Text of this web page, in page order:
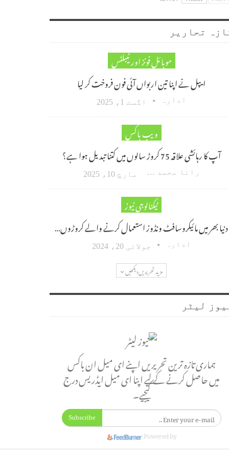
تحاریر
موبائل فونز اور ٹیبلٹس
ایپل نے اپنا تین اربواں آئی فون فروخت کر لیا
ادارہ اگست 1، 2025
ویب باکس
آپ کا رہائشی علاقہ 75 کروڑ سالوں میں کتنا تبدیل ہوا ہے؟
رانا محمد امین اکبر مارچ 10، 2025
ٹیکنالوجی نیوز
دنیا بھر میں مائیکروسافٹ ونڈوز استعمال کرنے والے کروڑوں…
ادارہ جولائی 20، 2024
مزید تحریریں دیکھیں
لیٹر
ہماری تازہ ترین تحریریں اپنے ای میل ان باکس
میں حاصل کرنے کے لیے اپنا ای میل ایڈریس درج
کیجیے۔
Subscribe
Powered by